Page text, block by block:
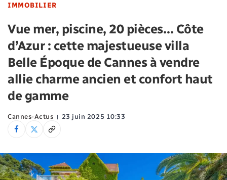
IMMOBILIER
Vue mer, piscine, 20 pièces… Côte
d’Azur : cette majestueuse villa
Belle Époque de Cannes à vendre
allie charme ancien et confort haut
de gamme
Cannes-Actus 23 juin 2025 10:33